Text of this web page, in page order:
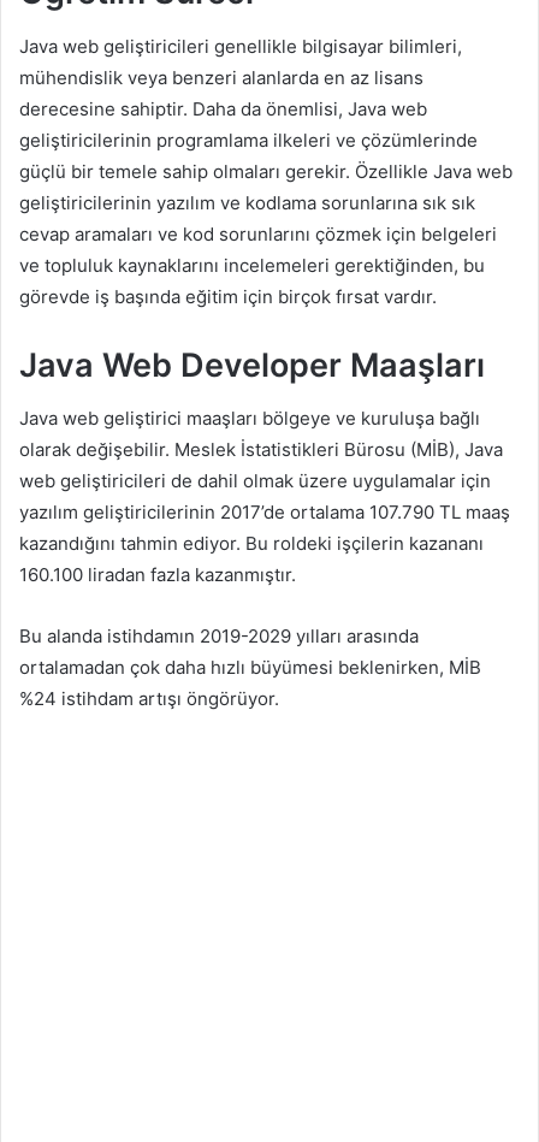
Java web geliştiricileri genellikle bilgisayar bilimleri,
mühendislik veya benzeri alanlarda en az lisans
derecesine sahiptir. Daha da önemlisi, Java web
geliştiricilerinin programlama ilkeleri ve çözümlerinde
güçlü bir temele sahip olmaları gerekir. Özellikle Java web
geliştiricilerinin yazılım ve kodlama sorunlarına sık sık
cevap aramaları ve kod sorunlarını çözmek için belgeleri
ve topluluk kaynaklarını incelemeleri gerektiğinden, bu
görevde iş başında eğitim için birçok fırsat vardır.
Java Web Developer Maaşları
Java web geliştirici maaşları bölgeye ve kuruluşa bağlı
olarak değişebilir. Meslek İstatistikleri Bürosu (MİB), Java
web geliştiricileri de dahil olmak üzere uygulamalar için
yazılım geliştiricilerinin 2017’de ortalama 107.790 TL maaş
kazandığını tahmin ediyor. Bu roldeki işçilerin kazananı
160.100 liradan fazla kazanmıştır.
Bu alanda istihdamın 2019-2029 yılları arasında
ortalamadan çok daha hızlı büyümesi beklenirken, MİB
%24 istihdam artışı öngörüyor.